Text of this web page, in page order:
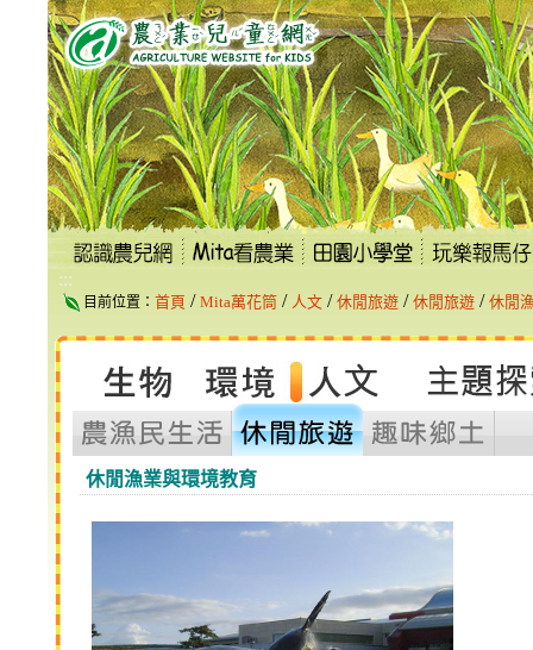
跳
到
主
要
內
容
區
塊
:::
目前位置： 首頁 / Mita萬花筒 / 人文 / 休閒旅遊 / 休閒旅遊 / 休閒
休閒漁業與環境教育